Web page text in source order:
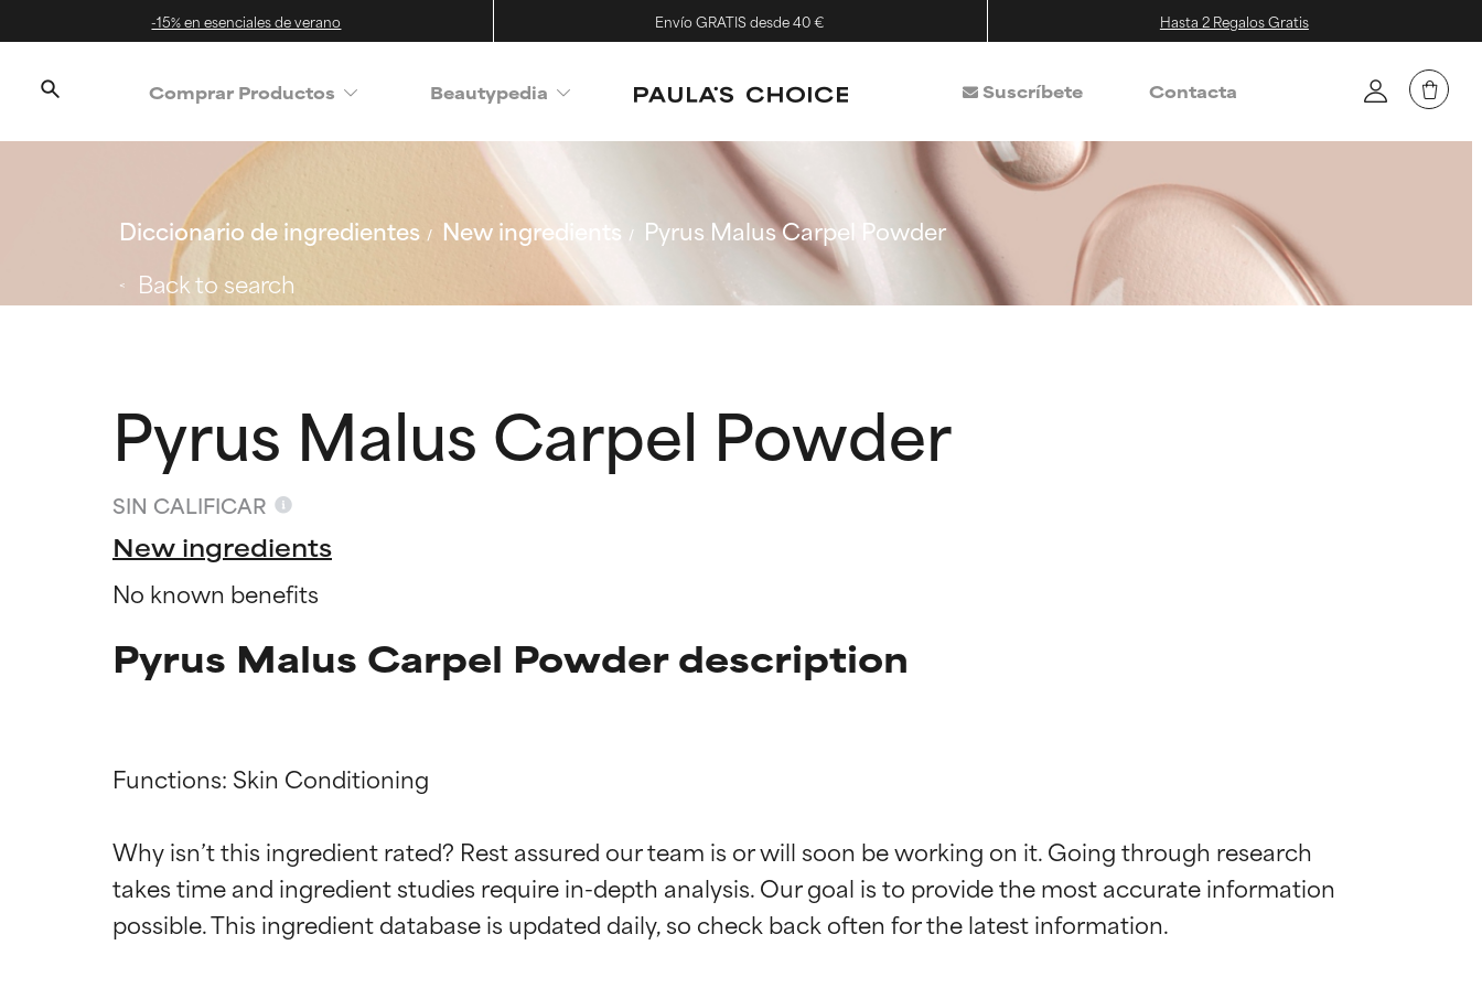
-15% en esenciales de verano Envío GRATIS desde 40 € Hasta 2 Regalos Gratis
Comprar Productos Beautypedia Suscríbete Contacta
Diccionario de ingredientes New ingredients
Pyrus Malus Carpel Powder
Back to search
Pyrus Malus Carpel Powder
SIN CALIFICAR
New ingredients
No known benefits
Pyrus Malus Carpel Powder description
Functions: Skin Conditioning
Why isn’t this ingredient rated? Rest assured our team is or will soon be working on it. Going through research
takes time and ingredient studies require in-depth analysis. Our goal is to provide the most accurate information
Calificaciones de ingredientes
EXCELENTE
Calificaciones de ingredientes
EXCELENTE